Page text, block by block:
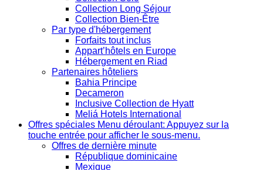
Collection Long Séjour
Collection Bien-Être
Par type d'hébergement
Forfaits tout inclus
Appart’hôtels en Europe
Hébergement en Riad
Partenaires hôteliers
Bahia Principe
Decameron
Inclusive Collection de Hyatt
Meliá Hotels International
Offres spéciales Menu déroulant: Appuyez sur la
touche entrée pour afficher le sous-menu.
Offres de dernière minute
République dominicaine
Mexique